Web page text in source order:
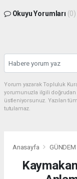
Okuyu Yorumları (0)
Yorum yazarak Topluluk
yorumunuzla ilgili doğrudan
üstleniyorsunuz. Yazılan
tutulamaz.
Anasayfa GÜNDEM